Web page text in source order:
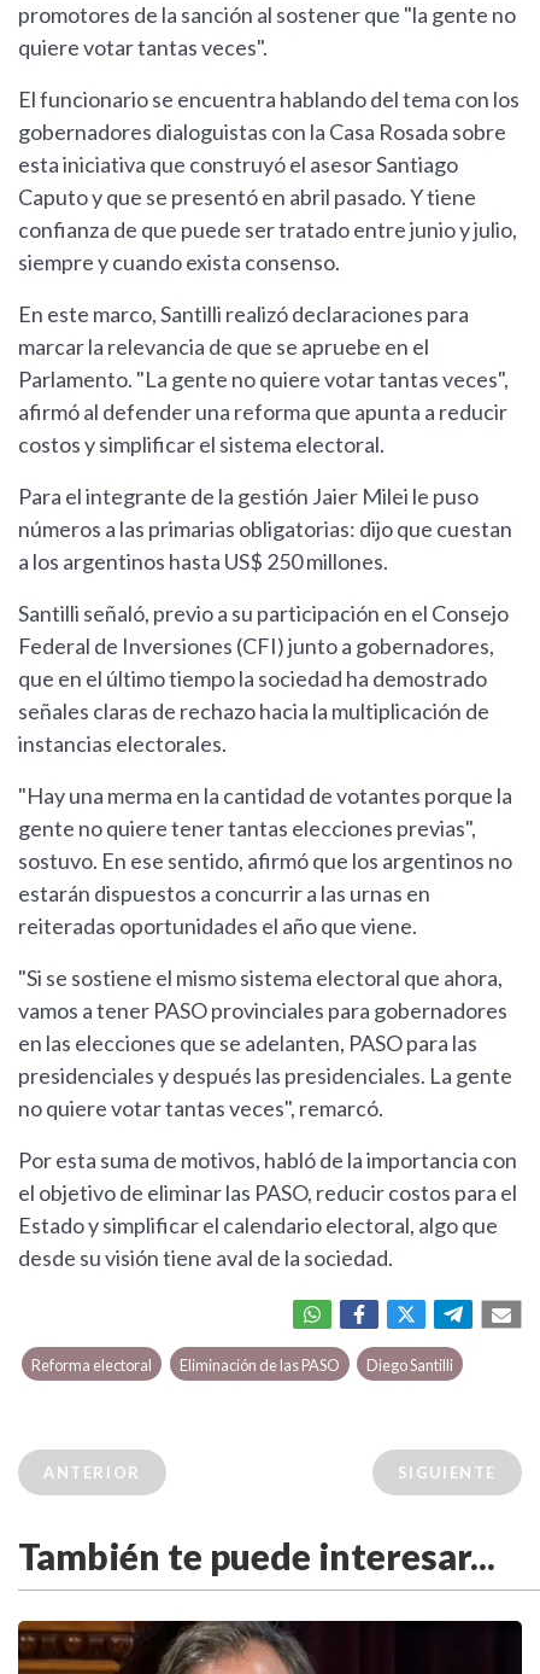
promotores de la sanción al sostener que "la gente no
quiere votar tantas veces".
El funcionario se encuentra hablando del tema con los
gobernadores dialoguistas con la Casa Rosada sobre
esta iniciativa que construyó el asesor Santiago
Caputo y que se presentó en abril pasado. Y tiene
confianza de que puede ser tratado entre junio y julio,
siempre y cuando exista consenso.
En este marco, Santilli realizó declaraciones para
marcar la relevancia de que se apruebe en el
Parlamento. "La gente no quiere votar tantas veces",
afirmó al defender una reforma que apunta a reducir
costos y simplificar el sistema electoral.
Para el integrante de la gestión Jaier Milei le puso
números a las primarias obligatorias: dijo que cuestan
a los argentinos hasta US$ 250 millones.
Santilli señaló, previo a su participación en el Consejo
Federal de Inversiones (CFI) junto a gobernadores,
que en el último tiempo la sociedad ha demostrado
señales claras de rechazo hacia la multiplicación de
instancias electorales.
"Hay una merma en la cantidad de votantes porque la
gente no quiere tener tantas elecciones previas",
sostuvo. En ese sentido, afirmó que los argentinos no
estarán dispuestos a concurrir a las urnas en
reiteradas oportunidades el año que viene.
"Si se sostiene el mismo sistema electoral que ahora,
vamos a tener PASO provinciales para gobernadores
en las elecciones que se adelanten, PASO para las
presidenciales y después las presidenciales. La gente
no quiere votar tantas veces", remarcó.
Por esta suma de motivos, habló de la importancia con
el objetivo de eliminar las PASO, reducir costos para el
Estado y simplificar el calendario electoral, algo que
desde su visión tiene aval de la sociedad.
Reforma electoral Eliminación de las PASO Diego Santilli
ANTERIOR SIGUIENTE
También te puede interesar...